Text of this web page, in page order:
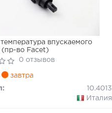
впускаемого
(пр-во Facet)
0 отзывов
завтра
10.4013
Италия